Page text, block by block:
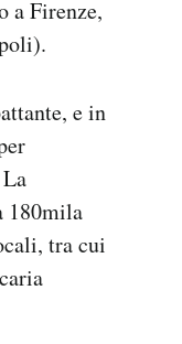
a Firenze,
e in
180mila
tra cui